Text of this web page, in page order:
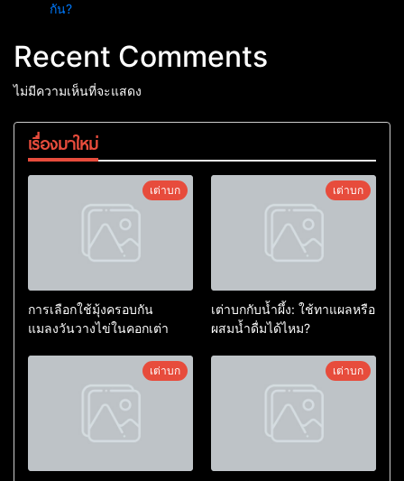
กัน?
Recent Comments
ไม่มีความเห็นที่จะแสดง
เรื่องมาใหม่
เต่าบก
การเลือกใช้มุ้งครอบกัน
แมลงวันวางไข่ในคอกเต่า
เต่าบก
เต่าบกกับน้ำผึ้ง: ใช้ทาแผลหรือ
ผสมน้ำดื่มได้ไหม?
เต่าบก เต่าบก